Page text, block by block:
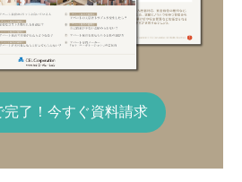
完了！今すぐ資料請求